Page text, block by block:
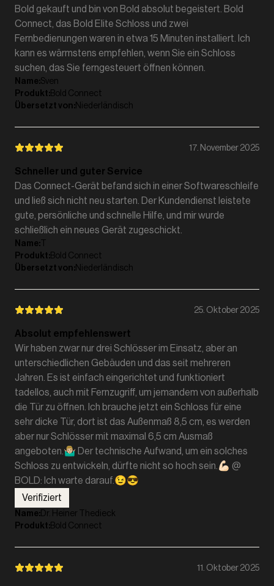
Bold gekauft und bin von Bold absolut begeistert. Bold
Connect, das Bold Elite Schloss und zwei
Fernbedienungen waren in etwa 15 Minuten installiert. Ich
kann es wärmstens empfehlen, wenn Sie ein Schloss
suchen, das Sie ferngesteuert öffnen können.
Name:Sven
Produkt:Bold Connect
Übersetzt von: Niederländisch
17. November 2025
Schneller und guter Service
Das Connect-Gerät befand sich in einer Softwareschleife
und ließ sich nicht neu starten. Der Kundendienst leistete
gute, persönliche und schnelle Hilfe, und mir wurde
schließlich ein neues Gerät zugeschickt.
Name:
Produkt:Bold Connect
Übersetzt von: Niederländisch
25. Oktober 2025
Absolut empfehlenswert
Wir haben zwar nur drei Schlösser im Einsatz, aber an
unterschiedlichen Gebäuden und das seit mehreren
Jahren. Es ist einfach eingerichtet und funktioniert
tadellos, auch mit Fernzugriff, um jemandem von außerhalb
die Tür zu öffnen. Ich brauche jetzt ein Schloss für eine
sehr dicke Tür, dort ist das Außenmaß 8,5 cm, es werden
aber nur Schlösser mit maximal 6,5 cm Ausmaß
angeboten.🤷🏼‍♂️ Der technische Aufwand, um ein solches
Schloss zu entwickeln, dürfte nicht so hoch sein.💪🏻 @
BOLD: Ich warte darauf.😉😎
Verifiziert
Name:Dr. Heiner Thedieck
Produkt:Bold Connect
11. Oktober 2025